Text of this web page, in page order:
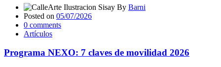
By Barni
Posted on 05/07/2026
0 comments
Artículos
Programa NEXO: 7 claves de movilidad 2026